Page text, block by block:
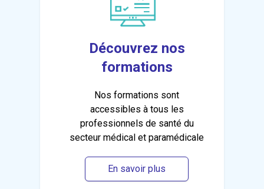
Découvrez nos
formations
Nos formations sont
accessibles à tous les
professionnels de santé du
secteur médical et paramédicale
En savoir plus